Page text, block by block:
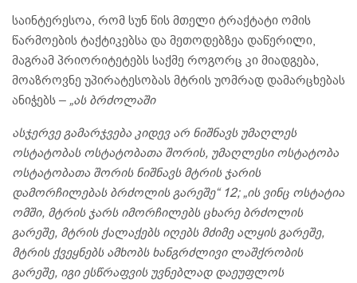
საინტერესოა, რომ სუნ წის მთელი ტრაქტატი ომის
წარმოების ტაქტიკებსა და მეთოდებზეა დაწერილი,
მაგრამ პრიორიტეტებს საქმე როგორც კი მიადგება,
მოაზროვნე უპირატესობას მტრის უომრად დამარცხებას
ანიჭებს –„ას ბრძოლაში
ასჯერვე გამარჯვება კიდევ არ ნიშნავს უმაღლეს
ოსტატობას ოსტატობათა შორის, უმაღლესი ოსტატობა
ოსტატობათა შორის ნიშნავს მტრის ჯარის
დამორჩილებას ბრძოლის გარეშე“12; „ის ვინც ოსტატია
ომში, მტრის ჯარს იმორჩილებს ცხარე ბრძოლის
გარეშე, მტრის ქალაქებს იღებს მძიმე ალყის გარეშე,
მტრის ქვეყნებს ამხობს ხანგრძლივი ლაშქრობის
გარეშე, იგი ესწრაფვის უვნებლად დაეუფლოს